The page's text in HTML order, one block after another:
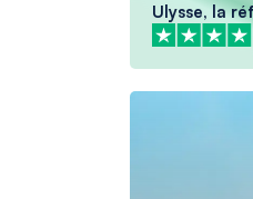
Ulysse, la